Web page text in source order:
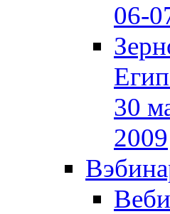
06-
30
2009